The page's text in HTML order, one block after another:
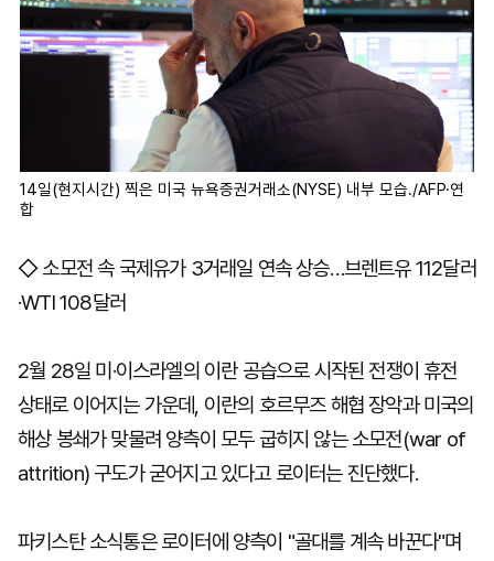
14일(현지시간) 찍은 미국 뉴욕증권거래소(NYSE) 내부 모습./AFP·연
합
◇ 소모전 속 국제유가 3거래일 연속 상승…브렌트유 112달러
·WTI 108달러
2월 28일 미·이스라엘의 이란 공습으로 시작된 전쟁이 휴전
상태로 이어지는 가운데, 이란의 호르무즈 해협 장악과 미국의
해상 봉쇄가 맞물려 양측이 모두 굽히지 않는 소모전(war of
attrition) 구도가 굳어지고 있다고 로이터는 진단했다.
파키스탄 소식통은 로이터에 양측이 "골대를 계속 바꾼다"며